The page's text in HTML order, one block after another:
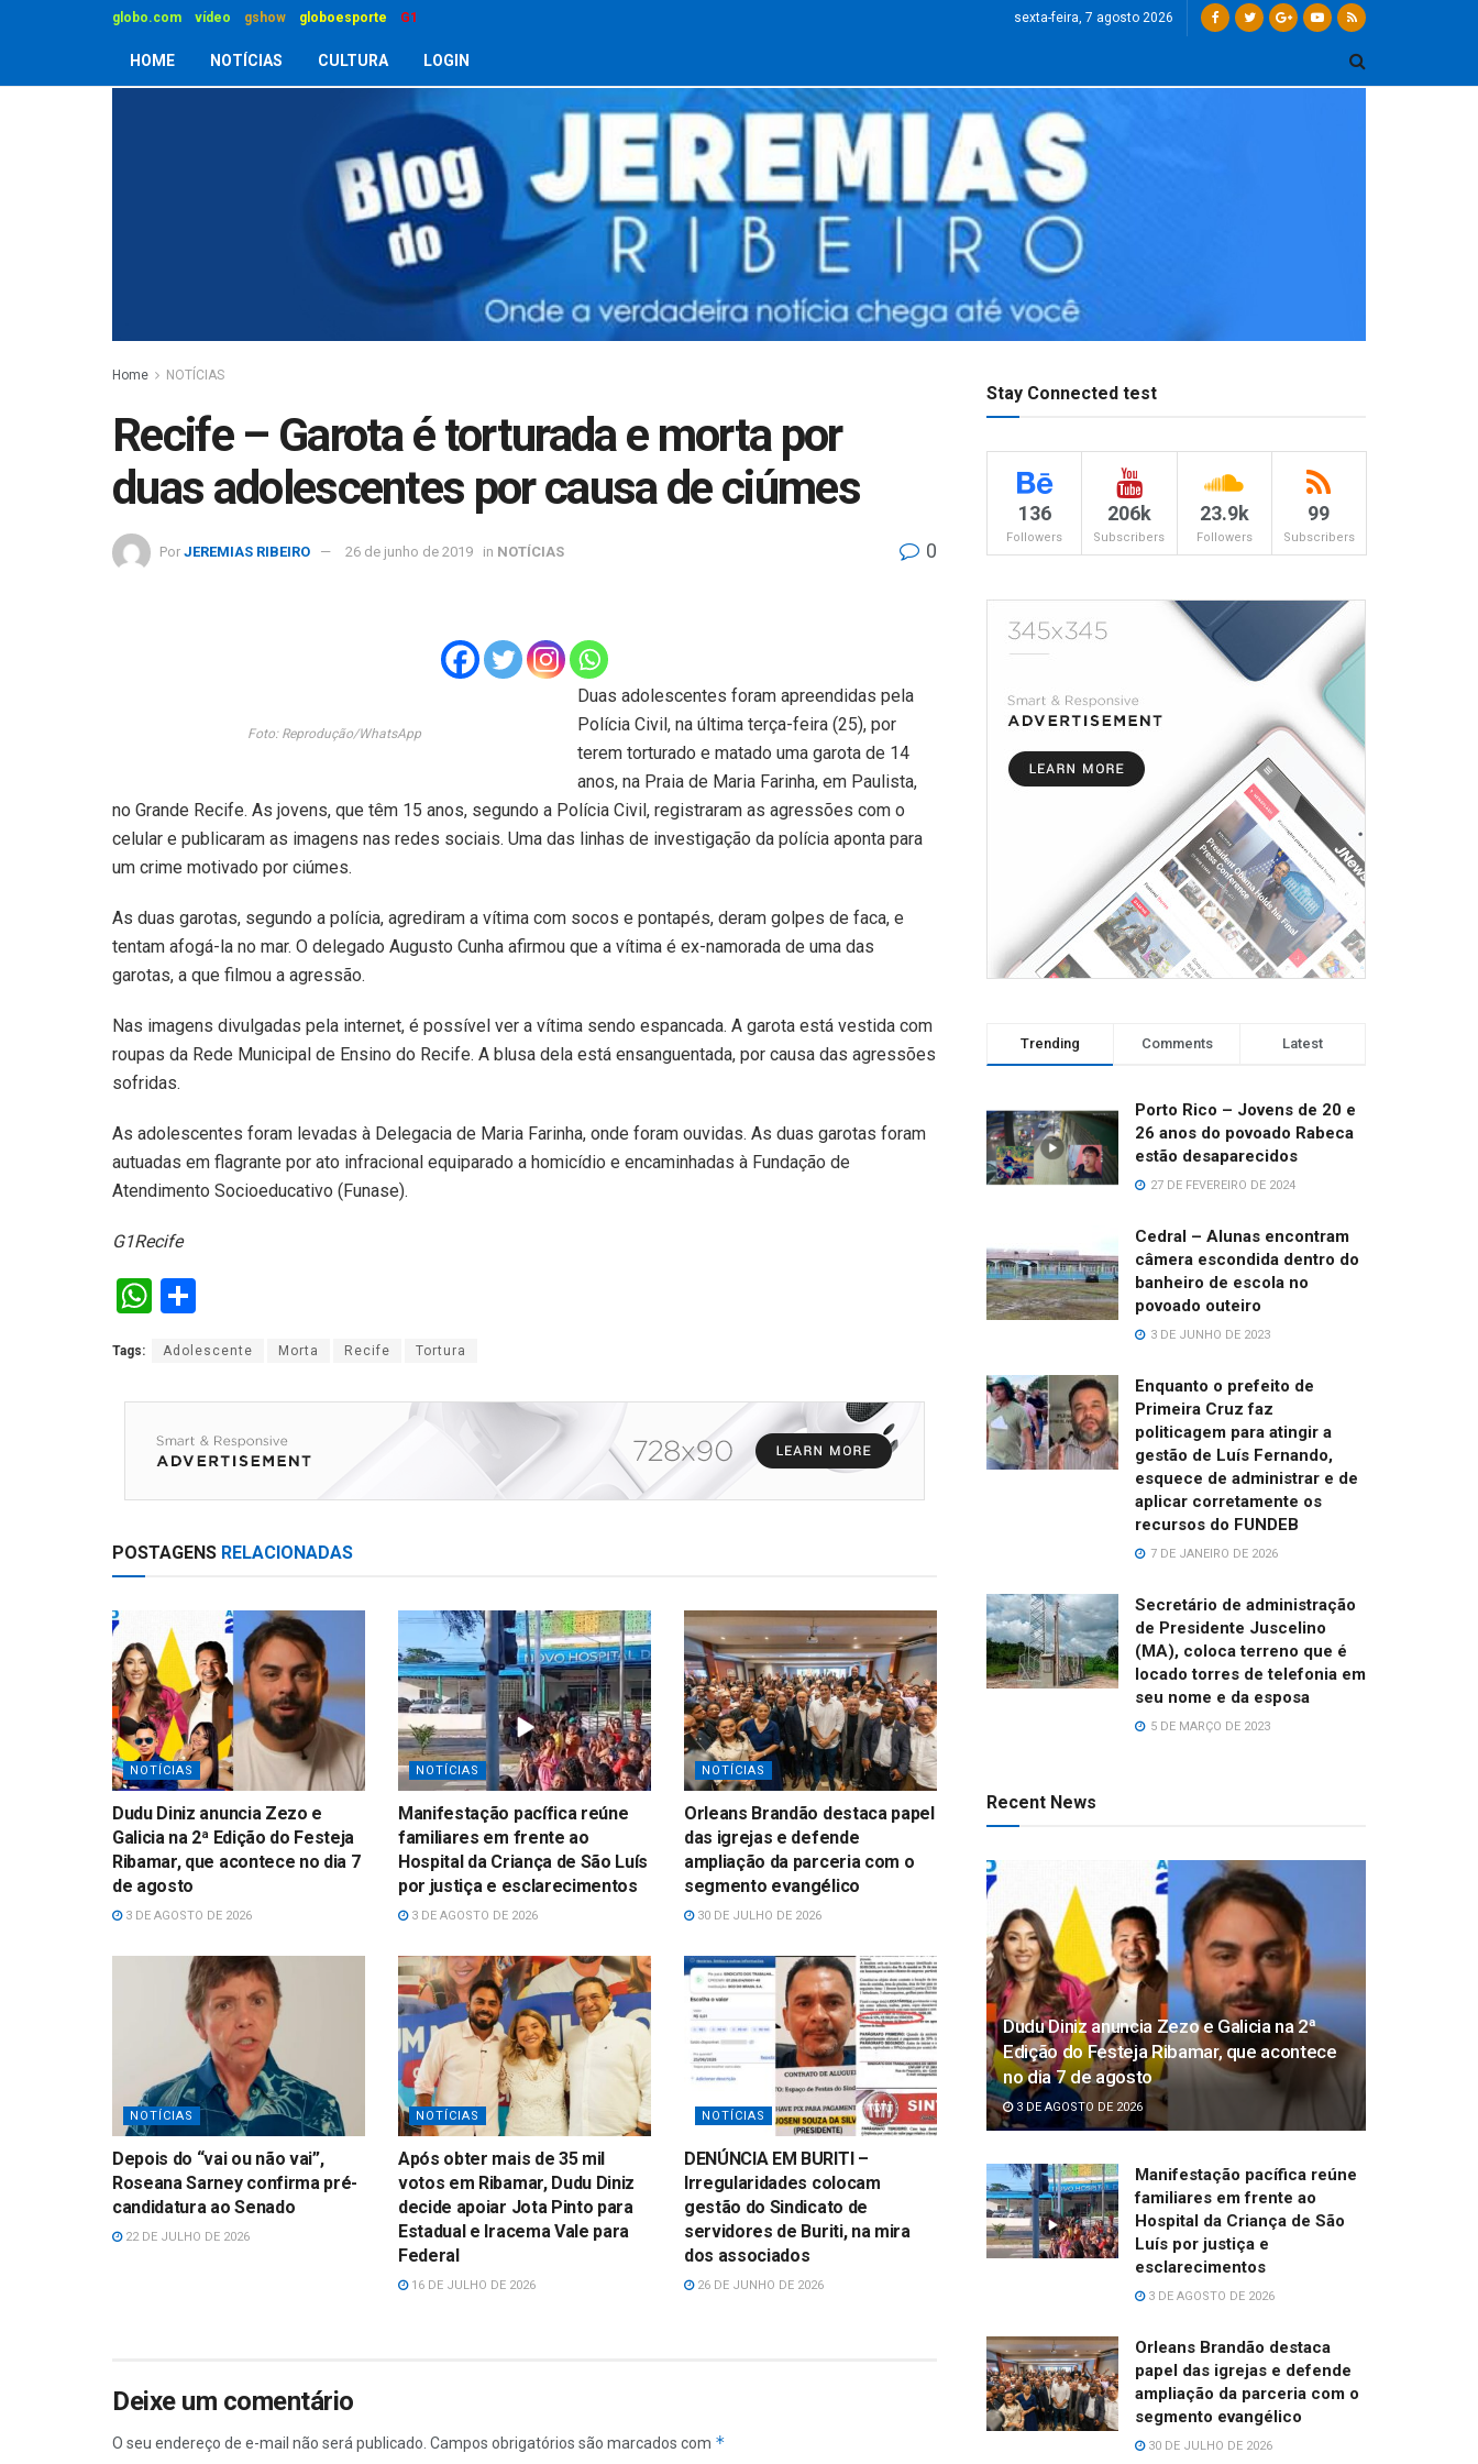
globo.com vídeo gshow globoesporte G1 sexta-feira, 7 agosto 2026
HOME NOTÍCIAS CULTURA LOGIN
Home NOTÍCIAS
Recife – Garota é torturada e morta por
duas adolescentes por causa de ciúmes
Por JEREMIAS RIBEIRO 26 de junho de 2019 in NOTÍCIAS 0
Foto: Reprodução/WhatsApp
Duas adolescentes foram apreendidas pela
Polícia Civil, na última terça-feira (25), por
terem torturado e matado uma garota de 14
anos, na Praia de Maria Farinha, em Paulista,
no Grande Recife. As jovens, que têm 15 anos, segundo a Polícia Civil, registraram as agressões com o
celular e publicaram as imagens nas redes sociais. Uma das linhas de investigação da polícia aponta para
um crime motivado por ciúmes.
As duas garotas, segundo a polícia, agrediram a vítima com socos e pontapés, deram golpes de faca, e
tentam afogá-la no mar. O delegado Augusto Cunha afirmou que a vítima é ex-namorada de uma das
garotas, a que filmou a agressão.
Nas imagens divulgadas pela internet, é possível ver a vítima sendo espancada. A garota está vestida com
roupas da Rede Municipal de Ensino do Recife. A blusa dela está ensanguentada, por causa das agressões
sofridas.
As adolescentes foram levadas à Delegacia de Maria Farinha, onde foram ouvidas. As duas garotas foram
autuadas em flagrante por ato infracional equiparado a homicídio e encaminhadas à Fundação de
Atendimento Socioeducativo (Funase).
G1Recife
W
at
s
A
p
p
ar
e
Tags: Adolescente Morta Recife Tortura
POSTAGENS RELACIONADAS
NOTÍCIAS
Dudu Diniz anuncia Zezo e
Galicia na 2ª Edição do Festeja
Ribamar, que acontece no dia 7
de agosto
3 DE AGOSTO DE 2026
NOTÍCIAS
Manifestação pacífica reúne
familiares em frente ao
Hospital da Criança de São Luís
por justiça e esclarecimentos
3 DE AGOSTO DE 2026
NOTÍCIAS
Orleans Brandão destaca papel
das igrejas e defende
ampliação da parceria com o
segmento evangélico
30 DE JULHO DE 2026
NOTÍCIAS
Depois do “vai ou não vai”,
Roseana Sarney confirma pré-
candidatura ao Senado
22 DE JULHO DE 2026
NOTÍCIAS
Após obter mais de 35 mil
votos em Ribamar, Dudu Diniz
decide apoiar Jota Pinto para
Estadual e Iracema Vale para
Federal
16 DE JULHO DE 2026
NOTÍCIAS
DENÚNCIA EM BURITI –
Irregularidades colocam
gestão do Sindicato de
servidores de Buriti, na mira
dos associados
26 DE JUNHO DE 2026
Deixe um comentário
O seu endereço de e-mail não será publicado. Campos obrigatórios são marcados com *
Stay Connected test
136
Followers
206k
Subscribers
23.9k
Followers
99
Subscribers
Trending Comments Latest
Porto Rico – Jovens de 20 e
26 anos do povoado Rabeca
estão desaparecidos
27 DE FEVEREIRO DE 2024
Cedral – Alunas encontram
câmera escondida dentro do
banheiro de escola no
povoado outeiro
3 DE JUNHO DE 2023
Enquanto o prefeito de
Primeira Cruz faz
politicagem para atingir a
gestão de Luís Fernando,
esquece de administrar e de
aplicar corretamente os
recursos do FUNDEB
7 DE JANEIRO DE 2026
Secretário de administração
de Presidente Juscelino
(MA), coloca terreno que é
locado torres de telefonia em
seu nome e da esposa
5 DE MARÇO DE 2023
Recent News
Dudu Diniz anuncia Zezo e Galicia na 2ª
Edição do Festeja Ribamar, que acontece
no dia 7 de agosto
3 DE AGOSTO DE 2026
Manifestação pacífica reúne
familiares em frente ao
Hospital da Criança de São
Luís por justiça e
esclarecimentos
3 DE AGOSTO DE 2026
Orleans Brandão destaca
papel das igrejas e defende
ampliação da parceria com o
segmento evangélico
30 DE JULHO DE 2026